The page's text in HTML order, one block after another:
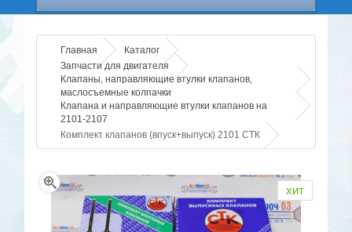
Главная
Каталог
Запчасти для двигателя
Клапаны, направляющие втулки клапанов,
маслосъемные колпачки
Клапана и направляющие втулки клапанов на
2101-2107
Комплект клапанов (впуск+выпуск) 2101 СТК
хит